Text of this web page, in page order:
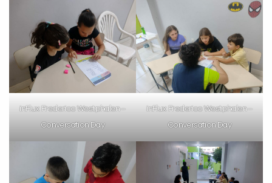
inFlux Frederico Westphalen –
Conversation Day
inFlux Frederico Westphalen –
Conversation Day